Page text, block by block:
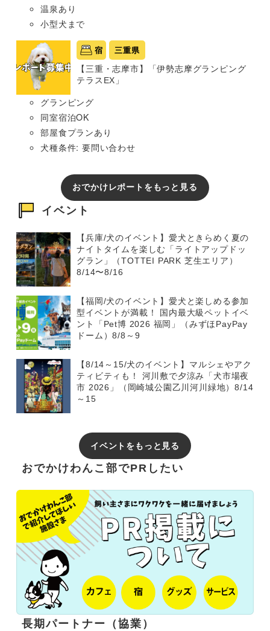
温泉あり
小型犬まで
宿 三重県
【三重・志摩市】「伊勢志摩グランピング
テラスEX」
グランピング
同室宿泊OK
部屋食プランあり
犬種条件: 要問い合わせ
おでかけレポートをもっと見る
イベント
【兵庫/犬のイベント】愛犬ときらめく夏の
ナイトタイムを楽しむ「ライトアップドッ
グラン」（TOTTEI PARK 芝生エリア）
8/14〜8/16
【福岡/犬のイベント】愛犬と楽しめる参加
型イベントが満載！ 国内最大級ペットイベ
ント「Pet博 2026 福岡」（みずほPayPay
ドーム）8/8～9
【8/14～15/犬のイベント】マルシェやアク
ティビティも！ 河川敷で夕涼み「犬市場夜
市 2026」（岡崎城公園乙川河川緑地）8/14
～15
イベントをもっと見る
おでかけわんこ部でPRしたい
長期パートナー（協業）